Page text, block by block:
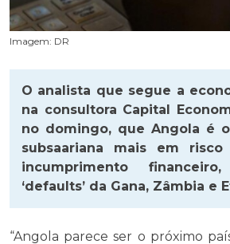
Imagem: DR
O analista que segue a
na consultora Capital
no domingo, que Angola é
subsaariana mais em
incumprimento
‘defaults’ da Gana, Zâmbia e
“Angola parece ser o próximo